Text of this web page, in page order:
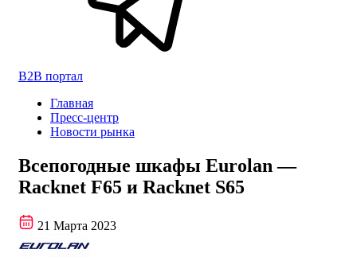
B2B портал
Главная
Пресс-центр
Новости рынка
Всепогодные шкафы Eurolan —
Racknet F65 и Racknet S65
21 Марта 2023